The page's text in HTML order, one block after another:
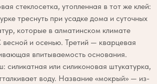
стеклосетка, утопленная в тот же клей:
треснуть при усадке дома и суточных
которые в алматинском климате
весной и осенью. Третий — кварцевая
впитываемость основания.
или силиконовая штукатурка,
воду. Название «мокрый» — из-